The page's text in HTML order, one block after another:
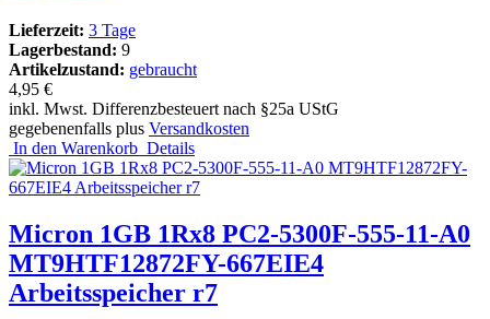
Lieferzeit: 3 Tage
Lagerbestand: 9
Artikelzustand: gebraucht
4,95 €
inkl. Mwst. Differenzbesteuert nach §25a UStG
gegebenenfalls plus Versandkosten
In den Warenkorb Details
Micron 1GB 1Rx8 PC2-5300F-555-11-A0
MT9HTF12872FY-667EIE4
Arbeitsspeicher r7